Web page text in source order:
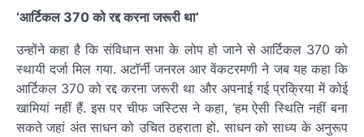
‘आर्टिकल 370 को रद्द करना जरूरी था’
उन्होंने कहा है कि संविधान सभा के लोप हो जाने से आर्टिकल 370 को
स्थायी दर्जा मिल गया. अटॉर्नी जनरल आर वेंकटरमणी ने जब यह कहा कि
आर्टिकल 370 को रद्द करना जरूरी था और अपनाई गई प्रक्रिया में कोई
खामियां नहीं हैं. इस पर चीफ जस्टिस ने कहा, ‘हम ऐसी स्थिति नहीं बना
सकते जहां अंत साधन को उचित ठहराता हो. साधन को साध्य के अनुरूप